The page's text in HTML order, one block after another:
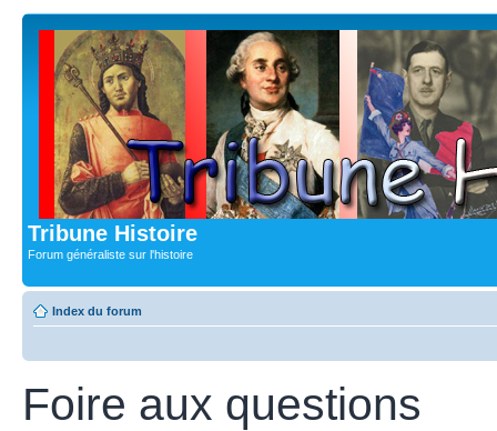
Tribune Histoire
Forum généraliste sur l'histoire
Index du forum
Foire aux questions